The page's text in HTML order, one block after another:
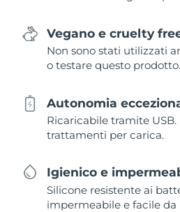
Vegano e cruelty
Non sono stati utilizzati
o testare questo prodotto.
Autonomia
Ricaricabile tramite USB.
trattamenti per carica.
Igienico e
Silicone resistente ai
impermeabile e facile da